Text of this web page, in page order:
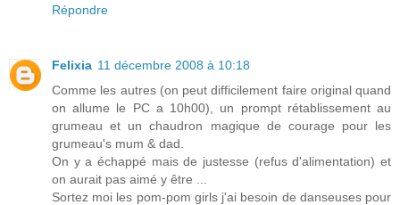
Répondre
Felixia 11 décembre 2008 à 10:18
Comme les autres (on peut difficilement faire original quand
on allume le PC a 10h00), un prompt rétablissement au
grumeau et un chaudron magique de courage pour les
grumeau's mum & dad.
On y a échappé mais de justesse (refus d'alimentation) et
on aurait pas aimé y être ...
Sortez moi les pom-pom girls j'ai besoin de danseuses pour